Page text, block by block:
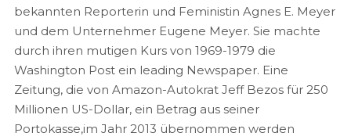
bekannten Reporterin und Feministin Agnes E. Meyer
und dem Unternehmer Eugene Meyer. Sie machte
durch ihren mutigen Kurs von 1969-1979 die
Washington Post ein leading Newspaper. Eine
Zeitung, die von Amazon-Autokrat Jeff Bezos für 250
Millionen US-Dollar, ein Betrag aus seiner
Portokasse,im Jahr 2013 übernommen werden